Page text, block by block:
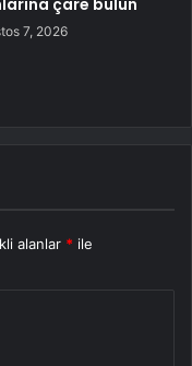
7, 2026
alanlar * ile